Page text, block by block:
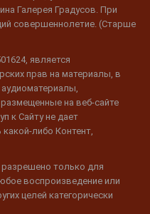
Галерея Градусов. При
совершеннолетие. (Старше
является
прав на материалы, в
на веб-сайте
к Сайту не дает
либо Контент,
разрешено только для
воспроизведение или
целей категорически